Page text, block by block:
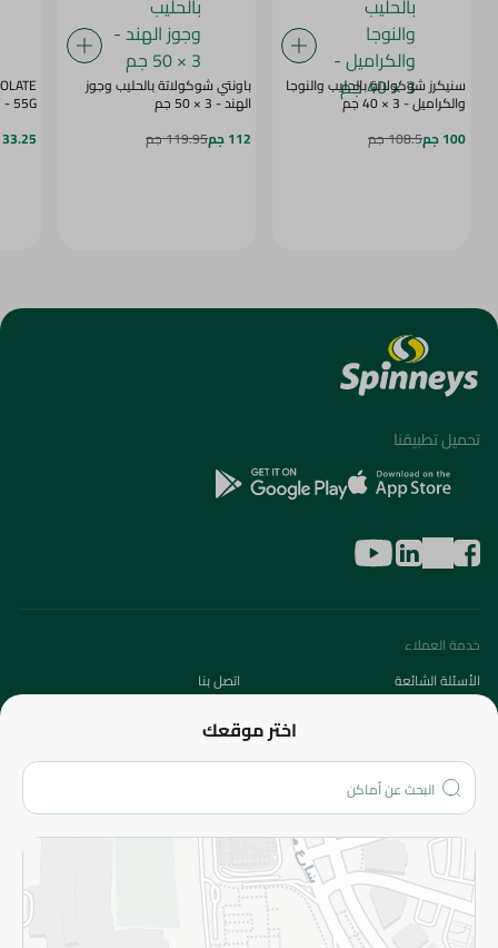
سنيكرز شوكولاتة بالحليب والنوجا
والكراميل - 3 × 40 جم
100 جم
108.5 جم
باونتي شوكولاتة بالحليب وجوز
الهند - 3 × 50 جم
112 جم
119.95 جم
BERRY - 55G
33.25 جم
اختر موقعك
تحميل تطبيقنا
خدمة العملاء
الأسئلة الشائعة
اتصل بنا
من نحن؟
الفروع
المزيد
الاسترجاع
سياسة الاستخدام
سياسة الخصوصية